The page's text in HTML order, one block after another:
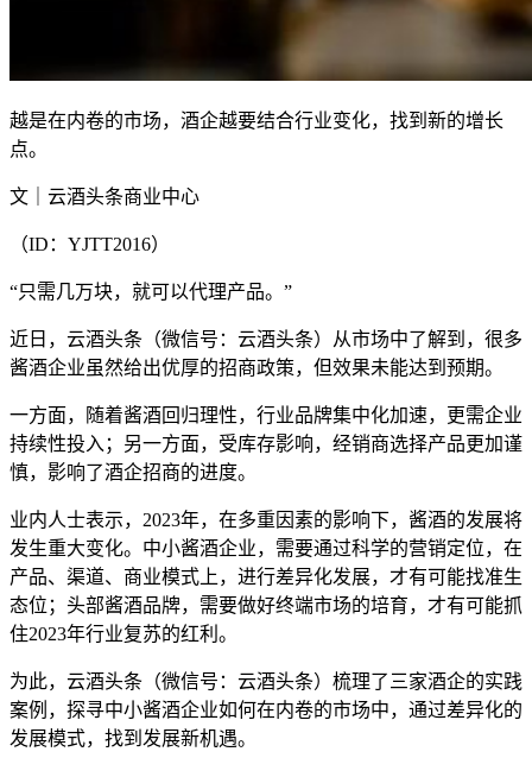
越是在内卷的市场，酒企越要结合行业变化，找到新的增长
点。
文｜云酒头条商业中心
（ID：YJTT2016）
“只需几万块，就可以代理产品。”
近日，云酒头条（微信号：云酒头条）从市场中了解到，很多
酱酒企业虽然给出优厚的招商政策，但效果未能达到预期。
一方面，随着酱酒回归理性，行业品牌集中化加速，更需企业
持续性投入；另一方面，受库存影响，经销商选择产品更加谨
慎，影响了酒企招商的进度。
业内人士表示，2023年，在多重因素的影响下，酱酒的发展将
发生重大变化。中小酱酒企业，需要通过科学的营销定位，在
产品、渠道、商业模式上，进行差异化发展，才有可能找准生
态位；头部酱酒品牌，需要做好终端市场的培育，才有可能抓
住2023年行业复苏的红利。
为此，云酒头条（微信号：云酒头条）梳理了三家酒企的实践
案例，探寻中小酱酒企业如何在内卷的市场中，通过差异化的
发展模式，找到发展新机遇。